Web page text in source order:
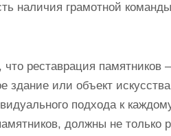
наличия грамотной
реставрация памятников
здание или объект
подхода к
должны не только